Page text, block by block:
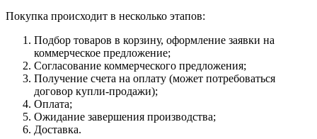
Покупка происходит в несколько этапов:
Подбор товаров в корзину, оформление заявки на
коммерческое предложение;
Согласование коммерческого предложения;
Получение счета на оплату (может потребоваться
договор купли-продажи);
Оплата;
Ожидание завершения производства;
Доставка.